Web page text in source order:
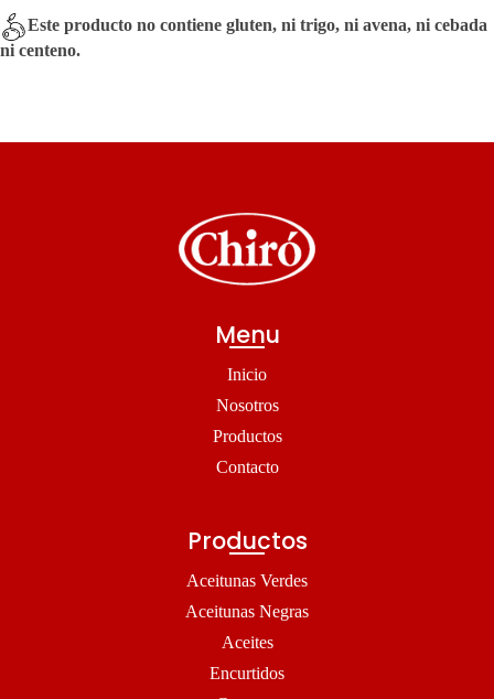
Este producto no contiene gluten, ni trigo, ni avena, ni cebada
ni centeno.
Menu
Inicio
Nosotros
Productos
Contacto
Productos
Aceitunas Verdes
Aceitunas Negras
Aceites
Encurtidos